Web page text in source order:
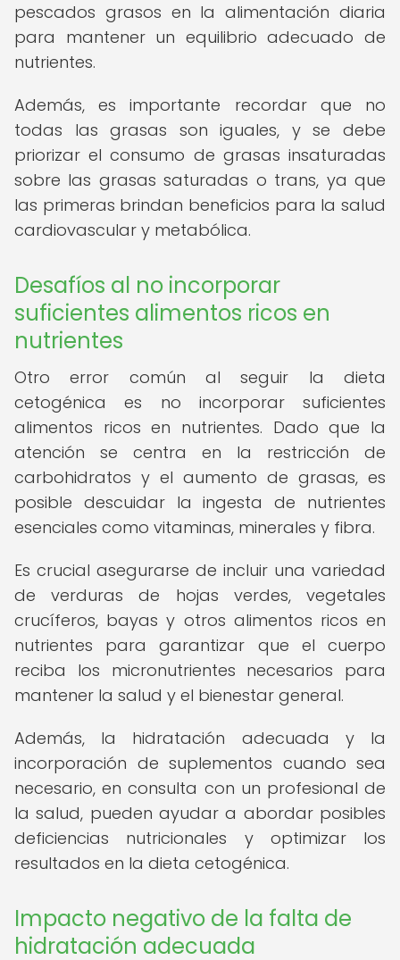
pescados grasos en la alimentación diaria
para mantener un equilibrio adecuado de
nutrientes.
Además, es importante recordar que no
todas las grasas son iguales, y se debe
priorizar el consumo de grasas insaturadas
sobre las grasas saturadas o trans, ya que
las primeras brindan beneficios para la salud
cardiovascular y metabólica.
Desafíos al no incorporar
suficientes alimentos ricos en
nutrientes
Otro error común al seguir la dieta
cetogénica es no incorporar suficientes
alimentos ricos en nutrientes. Dado que la
atención se centra en la restricción de
carbohidratos y el aumento de grasas, es
posible descuidar la ingesta de nutrientes
esenciales como vitaminas, minerales y fibra.
Es crucial asegurarse de incluir una variedad
de verduras de hojas verdes, vegetales
crucíferos, bayas y otros alimentos ricos en
nutrientes para garantizar que el cuerpo
reciba los micronutrientes necesarios para
mantener la salud y el bienestar general.
Además, la hidratación adecuada y la
incorporación de suplementos cuando sea
necesario, en consulta con un profesional de
la salud, pueden ayudar a abordar posibles
deficiencias nutricionales y optimizar los
resultados en la dieta cetogénica.
Impacto negativo de la falta de
hidratación adecuada